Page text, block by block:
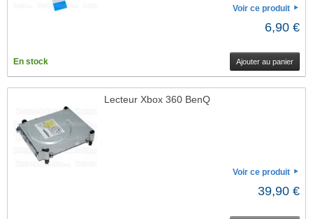
Voir ce produit
6,90 €
En stock Ajouter au panier
Lecteur Xbox 360 BenQ
Voir ce produit
39,90 €